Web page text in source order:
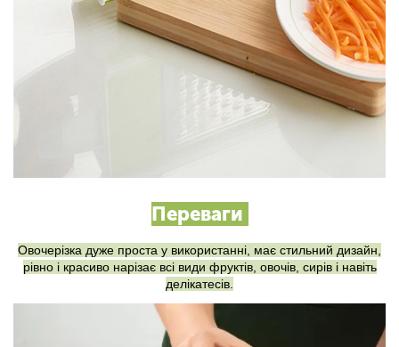
Переваги
Овочерізка дуже проста у використанні, має стильний дизайн,
рівно і красиво нарізає всі види фруктів, овочів, сирів і навіть
делікатесів.